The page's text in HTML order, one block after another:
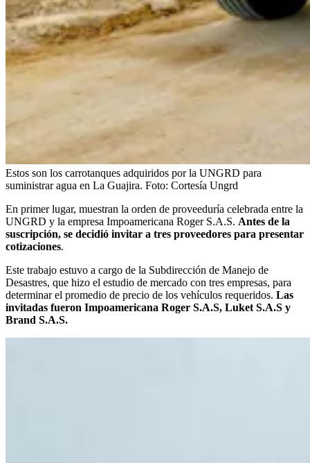
Estos son los carrotanques adquiridos por la UNGRD para
suministrar agua en La Guajira. Foto: Cortesía Ungrd
En primer lugar, muestran la orden de proveeduría celebrada entre la
UNGRD y la empresa Impoamericana Roger S.A.S. Antes de la
suscripción, se decidió invitar a tres proveedores para presentar
cotizaciones.
Este trabajo estuvo a cargo de la Subdirección de Manejo de
Desastres, que hizo el estudio de mercado con tres empresas, para
determinar el promedio de precio de los vehículos requeridos. Las
invitadas fueron Impoamericana Roger S.A.S, Luket S.A.S y
Brand S.A.S.